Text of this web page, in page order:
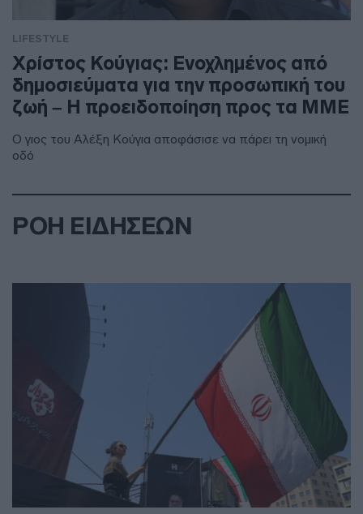
LIFESTYLE
Χρίστος Κούγιας: Ενοχλημένος από
δημοσιεύματα για την προσωπική του
ζωή – Η προειδοποίηση προς τα ΜΜΕ
Ο γιος του Αλέξη Κούγια αποφάσισε να πάρει τη νομική
οδό
ΡΟΗ ΕΙΔΗΣΕΩΝ